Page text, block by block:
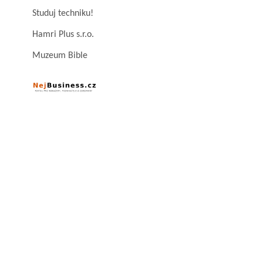
Studuj techniku!
Hamri Plus s.r.o.
Muzeum Bible